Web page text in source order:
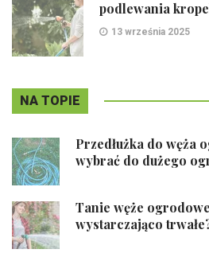
podlewania
13 września 2025
NA TOPIE
Przedłużka do węża
wybrać do dużego
Tanie węże
wystarczająco